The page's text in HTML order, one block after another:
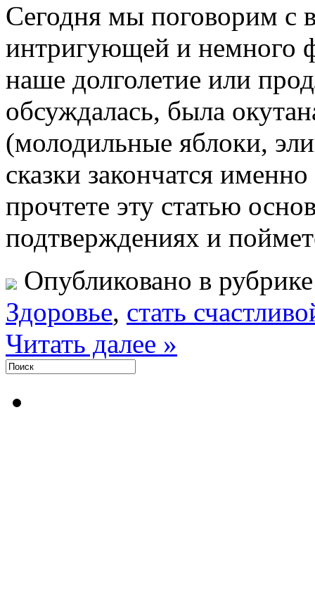
Сегодня мы поговорим с
интригующей и немного
наше долголетие или
обсуждалась, была
(молодильные яблоки,
сказки закончатся
прочтете эту статью
подтверждениях и
Опубликовано в
Здоровье, стать
Читать далее »